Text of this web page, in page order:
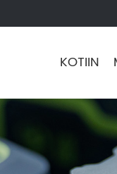
KOTIIN